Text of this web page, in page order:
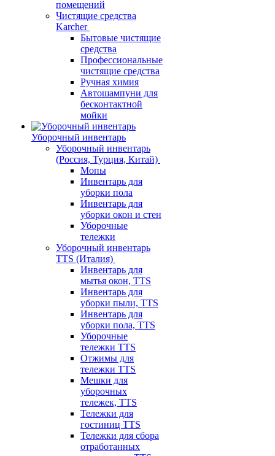
помещений
Чистящие средства
Karcher
Бытовые чистящие
средства
Профессиональные
чистящие средства
Ручная химия
Автошампуни для
бесконтактной
мойки
Уборочный инвентарь
Уборочный инвентарь
(Россия, Турция, Китай)
Мопы
Инвентарь для
уборки пола
Инвентарь для
уборки окон и стен
Уборочные
тележки
Уборочный инвентарь
TTS (Италия)
Инвентарь для
мытья окон, TTS
Инвентарь для
уборки пыли, TTS
Инвентарь для
уборки пола, TTS
Уборочные
тележки TTS
Отжимы для
тележки TTS
Мешки для
уборочных
тележек, TTS
Тележки для
гостиниц TTS
Тележки для сбора
отработанных